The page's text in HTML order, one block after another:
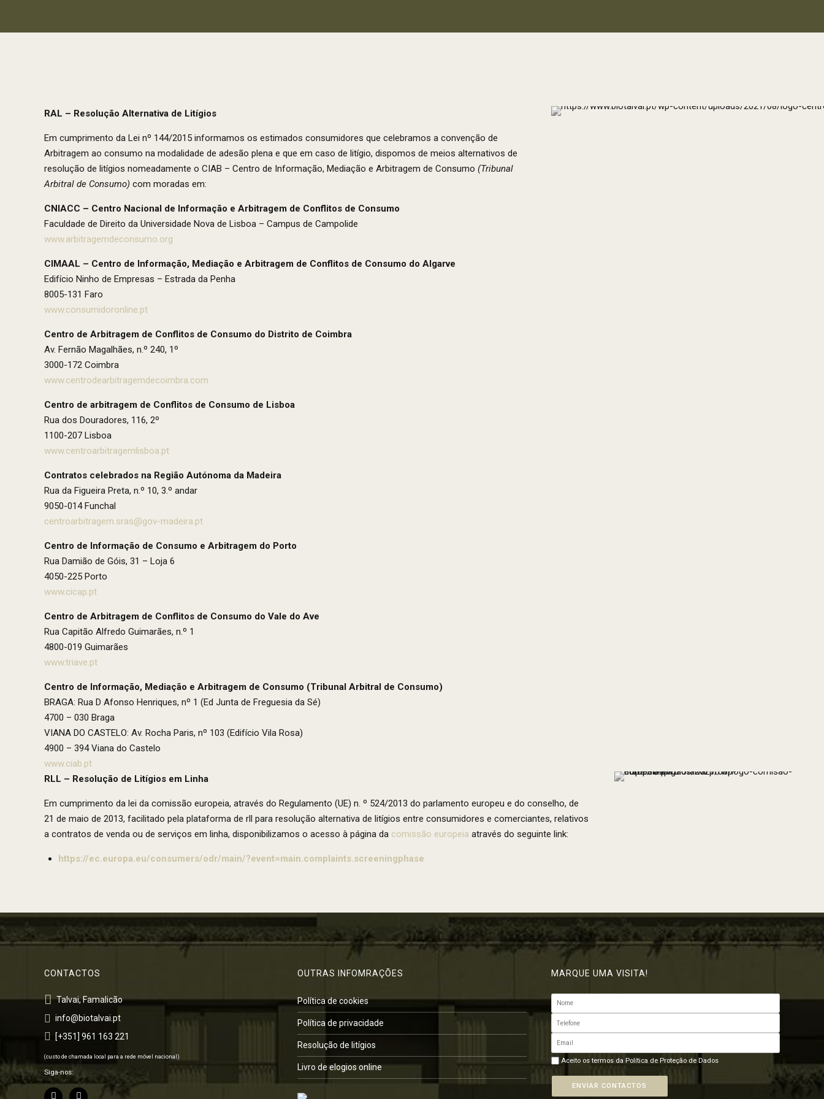
RAL – Resolução Alternativa de Litígios
Em cumprimento da Lei nº 144/2015 informamos os estimados consumidores que celebramos a convenção de
Arbitragem ao consumo na modalidade de adesão plena e que em caso de litígio, dispomos de meios alternativos de
resolução de litígios nomeadamente o CIAB – Centro de Informação, Mediação e Arbitragem de Consumo (Tribunal
Arbitral de Consumo) com moradas em:
CNIACC – Centro Nacional de Informação e Arbitragem de Conflitos de Consumo
Faculdade de Direito da Universidade Nova de Lisboa – Campus de Campolide
www.arbitragemdeconsumo.org
CIMAAL – Centro de Informação, Mediação e Arbitragem de Conflitos de Consumo do Algarve
Edifício Ninho de Empresas – Estrada da Penha
8005-131 Faro
www.consumidoronline.pt
Centro de Arbitragem de Conflitos de Consumo do Distrito de Coimbra
Av. Fernão Magalhães, n.º 240, 1º
3000-172 Coimbra
www.centrodearbitragemdecoimbra.com
Centro de arbitragem de Conflitos de Consumo de Lisboa
Rua dos Douradores, 116, 2º
1100-207 Lisboa
www.centroarbitragemlisboa.pt
Contratos celebrados na Região Autónoma da Madeira
Rua da Figueira Preta, n.º 10, 3.º andar
9050-014 Funchal
centroarbitragem.sras@gov-madeira.pt
Centro de Informação de Consumo e Arbitragem do Porto
Rua Damião de Góis, 31 – Loja 6
4050-225 Porto
www.cicap.pt
Centro de Arbitragem de Conflitos de Consumo do Vale do Ave
Rua Capitão Alfredo Guimarães, n.º 1
4800-019 Guimarães
www.triave.pt
Centro de Informação, Mediação e Arbitragem de Consumo (Tribunal Arbitral de Consumo)
BRAGA: Rua D Afonso Henriques, nº 1 (Ed Junta de Freguesia da Sé)
4700 – 030 Braga
VIANA DO CASTELO: Av. Rocha Paris, nº 103 (Edifício Vila Rosa)
4900 – 394 Viana do Castelo
www.ciab.pt
RLL – Resolução de Litígios em Linha
Em cumprimento da lei da comissão europeia, através do Regulamento (UE) n. º 524/2013 do parlamento europeu e do conselho, de
21 de maio de 2013, facilitado pela plataforma de rll para resolução alternativa de litígios entre consumidores e comerciantes, relativos
a contratos de venda ou de serviços em linha, disponibilizamos o acesso à página da comissão europeia através do seguinte link:
https://ec.europa.eu/consumers/odr/main/?event=main.complaints.screeningphase
CONTACTOS
Talvai, Famalicão
info@biotalvai.pt
[+351] 961 163 221
(custo de chamada local para a rede móvel nacional)
Siga-nos:
OUTRAS INFOMRAÇÕES
Política de cookies
Política de privacidade
Resolução de litígios
Livro de elogios online
MARQUE UMA VISITA!
Aceito os termos da Política de Proteção de Dados